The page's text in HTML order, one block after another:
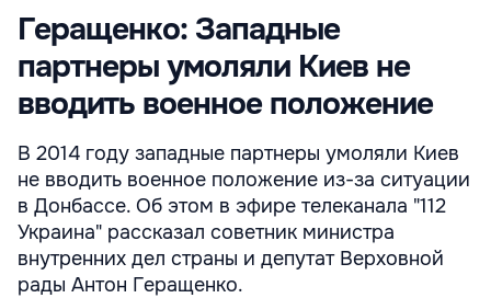
Геращенко: Западные
партнеры умоляли Киев не
вводить военное положение
В 2014 году западные партнеры умоляли Киев
не вводить военное положение из-за ситуации
в Донбассе. Об этом в эфире телеканала "112
Украина" рассказал советник министра
внутренних дел страны и депутат Верховной
рады Антон Геращенко.